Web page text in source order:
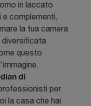
in laccato
e complementi,
la tua camera
diversificata
questo
di
per
la casa che hai